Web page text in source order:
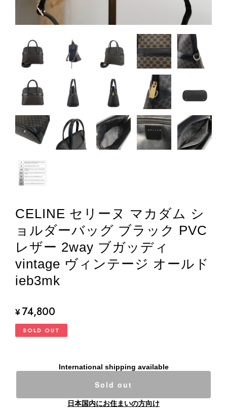
CELINE セリーヌ マカダム シ
ョルダーバッグ ブラック PVC
レザー 2way ブガッディ
vintage ヴィンテージ オールド
ieb3mk
¥74,800
SOLD OUT
International shipping available
Sold out
日本国内にお住まいの方向け